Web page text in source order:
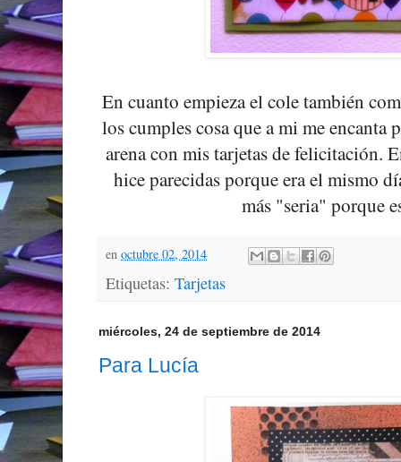
En cuanto empieza el cole también
los cumples cosa que a mi me
arena con mis tarjetas de felicitación.
hice parecidas porque era el mismo
más "seria" porque
en octubre 02, 2014
Etiquetas: Tarjetas
miércoles, 24 de septiembre de 2014
Para Lucía